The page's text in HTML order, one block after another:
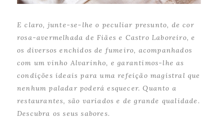
E claro, junte-se-lhe o peculiar presunto, de cor
rosa-avermelhada de Fiães e Castro Laboreiro, e
os diversos enchidos de fumeiro, acompanhados
com um vinho Alvarinho, e garantimos-lhe as
condições ideais para uma refeição magistral que
nenhum paladar poderá esquecer. Quanto a
restaurantes, são variados e de grande qualidade.
Descubra os seus sabores.